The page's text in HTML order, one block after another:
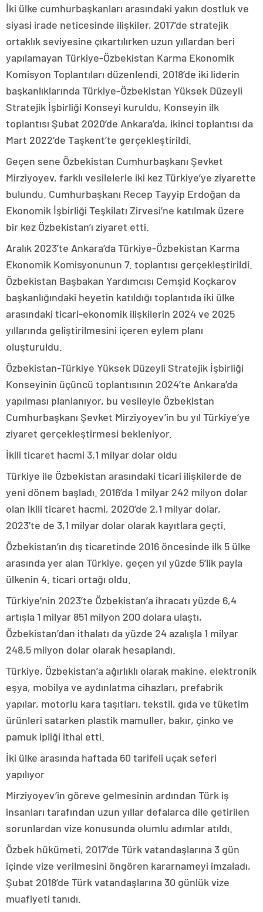
İki ülke cumhurbaşkanları arasındaki yakın dostluk ve
siyasi irade neticesinde ilişkiler, 2017’de stratejik
ortaklık seviyesine çıkartılırken uzun yıllardan beri
yapılamayan Türkiye-Özbekistan Karma Ekonomik
Komisyon Toplantıları düzenlendi. 2018’de iki liderin
başkanlıklarında Türkiye-Özbekistan Yüksek Düzeyli
Stratejik İşbirliği Konseyi kuruldu, Konseyin ilk
toplantısı Şubat 2020’de Ankara’da, ikinci toplantısı da
Mart 2022’de Taşkent’te gerçekleştirildi.
Geçen sene Özbekistan Cumhurbaşkanı Şevket
Mirziyoyev, farklı vesilelerle iki kez Türkiye’ye ziyarette
bulundu. Cumhurbaşkanı Recep Tayyip Erdoğan da
Ekonomik İşbirliği Teşkilatı Zirvesi’ne katılmak üzere
bir kez Özbekistan’ı ziyaret etti.
Aralık 2023’te Ankara’da Türkiye-Özbekistan Karma
Ekonomik Komisyonunun 7. toplantısı gerçekleştirildi.
Özbekistan Başbakan Yardımcısı Cemşid Koçkarov
başkanlığındaki heyetin katıldığı toplantıda iki ülke
arasındaki ticari-ekonomik ilişkilerin 2024 ve 2025
yıllarında geliştirilmesini içeren eylem planı
oluşturuldu.
Özbekistan-Türkiye Yüksek Düzeyli Stratejik İşbirliği
Konseyinin üçüncü toplantısının 2024’te Ankara’da
yapılması planlanıyor, bu vesileyle Özbekistan
Cumhurbaşkanı Şevket Mirziyoyev’in bu yıl Türkiye’ye
ziyaret gerçekleştirmesi bekleniyor.
İkili ticaret hacmi 3,1 milyar dolar oldu
Türkiye ile Özbekistan arasındaki ticari ilişkilerde de
yeni dönem başladı. 2016’da 1 milyar 242 milyon dolar
olan ikili ticaret hacmi, 2020’de 2,1 milyar dolar,
2023’te de 3,1 milyar dolar olarak kayıtlara geçti.
Özbekistan’ın dış ticaretinde 2016 öncesinde ilk 5 ülke
arasında yer alan Türkiye, geçen yıl yüzde 5’lik payla
ülkenin 4. ticari ortağı oldu.
Türkiye’nin 2023’te Özbekistan’a ihracatı yüzde 6,4
artışla 1 milyar 851 milyon 200 dolara ulaştı,
Özbekistan’dan ithalatı da yüzde 24 azalışla 1 milyar
248,5 milyon dolar olarak hesaplandı.
Türkiye, Özbekistan’a ağırlıklı olarak makine, elektronik
eşya, mobilya ve aydınlatma cihazları, prefabrik
yapılar, motorlu kara taşıtları, tekstil, gıda ve tüketim
ürünleri satarken plastik mamuller, bakır, çinko ve
pamuk ipliği ithal etti.
İki ülke arasında haftada 60 tarifeli uçak seferi
yapılıyor
Mirziyoyev’in göreve gelmesinin ardından Türk iş
insanları tarafından uzun yıllar defalarca dile getirilen
sorunlardan vize konusunda olumlu adımlar atıldı.
Özbek hükümeti, 2017’de Türk vatandaşlarına 3 gün
içinde vize verilmesini öngören kararnameyi imzaladı,
Şubat 2018’de Türk vatandaşlarına 30 günlük vize
muafiyeti tanıdı.